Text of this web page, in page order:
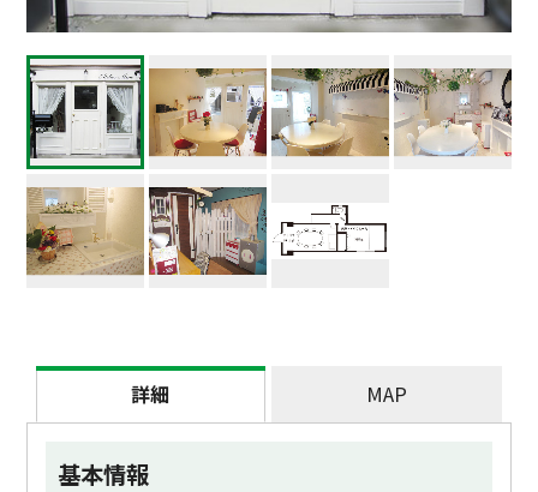
詳細 MAP
基本情報